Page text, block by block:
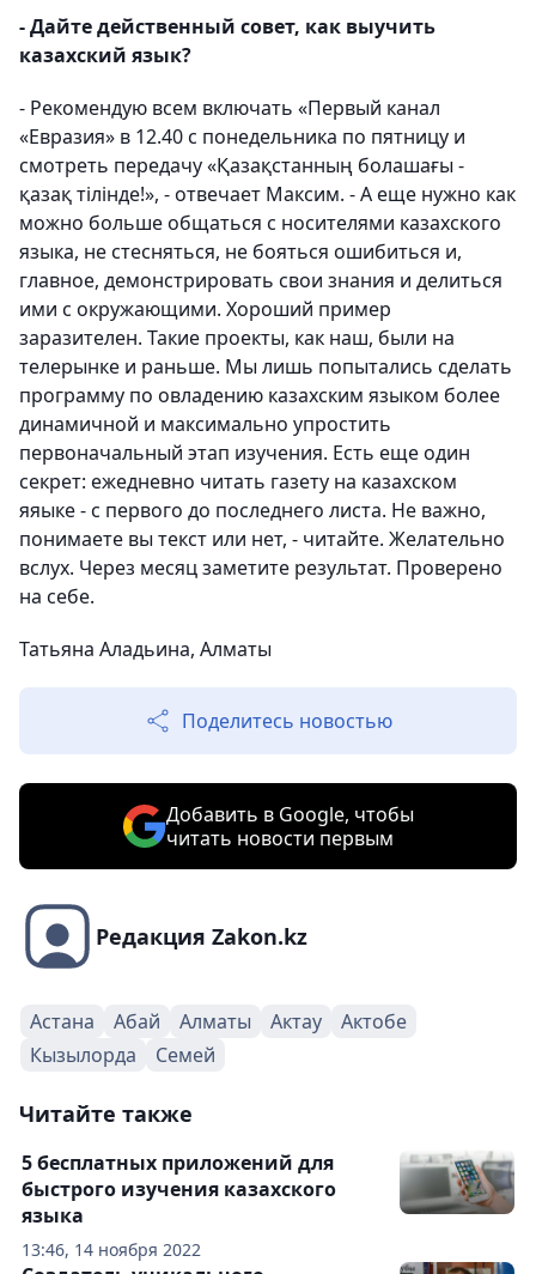
- Дайте действенный совет, как выучить
казахский язык?
- Рекомендую всем включать «Первый канал
«Евразия» в 12.40 с понедельника по пятницу и
смотреть передачу «Қазақстанның болашағы -
қазақ тілінде!», - отвечает Максим. - А еще нужно как
можно больше общаться с носителями казахского
языка, не стесняться, не бояться ошибиться и,
главное, демонстрировать свои знания и делиться
ими с окружающими. Хороший пример
заразителен. Такие проекты, как наш, были на
телерынке и раньше. Мы лишь попытались сделать
программу по овладению казахским языком более
динамичной и максимально упростить
первоначальный этап изучения. Есть еще один
секрет: ежедневно читать газету на казахском
яяыке - с первого до последнего листа. Не важно,
понимаете вы текст или нет, - читайте. Желательно
вслух. Через месяц заметите результат. Проверено
на себе.
Татьяна Аладьина, Алматы
Поделитесь новостью
Добавить в Google, чтобы
читать новости первым
Редакция Zakon.kz
Астана Абай Алматы Актау
Актобе
Кызылорда
Семей
Читайте также
13:46, 14 ноября 2022
5 бесплатных приложений для
быстрого изучения казахского
языка